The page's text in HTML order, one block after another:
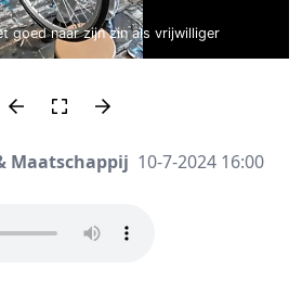
goed naar zijn zin als vrijwilliger
Maatschappij 10-7-2024 16:00